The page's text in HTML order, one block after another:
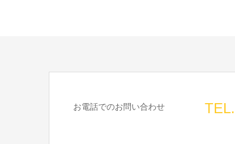
お電話でのお問い合わせ TEL.